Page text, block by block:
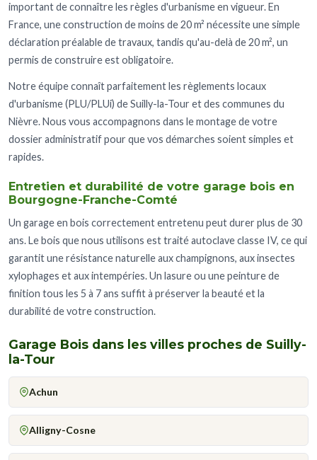
important de connaître les règles d'urbanisme en vigueur. En
France, une construction de moins de 20 m² nécessite une simple
déclaration préalable de travaux, tandis qu'au-delà de 20 m², un
permis de construire est obligatoire.
Notre équipe connaît parfaitement les règlements locaux
d'urbanisme (PLU/PLUi) de Suilly-la-Tour et des communes du
Nièvre. Nous vous accompagnons dans le montage de votre
dossier administratif pour que vos démarches soient simples et
rapides.
Entretien et durabilité de votre garage bois en
Bourgogne-Franche-Comté
Un garage en bois correctement entretenu peut durer plus de 30
ans. Le bois que nous utilisons est traité autoclave classe IV, ce qui
garantit une résistance naturelle aux champignons, aux insectes
xylophages et aux intempéries. Un lasure ou une peinture de
finition tous les 5 à 7 ans suffit à préserver la beauté et la
durabilité de votre construction.
Garage Bois dans les villes proches de Suilly-
la-Tour
Achun
Alligny-Cosne